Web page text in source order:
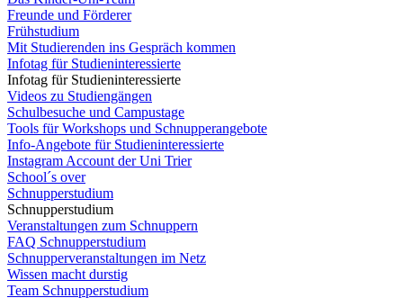
Freunde und Förderer
Frühstudium
Mit Studierenden ins Gespräch kommen
Infotag für Studieninteressierte
Infotag für Studieninteressierte
Videos zu Studiengängen
Schulbesuche und Campustage
Tools für Workshops und Schnupperangebote
Info-Angebote für Studieninteressierte
Instagram Account der Uni Trier
School´s over
Schnupperstudium
Schnupperstudium
Veranstaltungen zum Schnuppern
FAQ Schnupperstudium
Schnupperveranstaltungen im Netz
Wissen macht durstig
Team Schnupperstudium